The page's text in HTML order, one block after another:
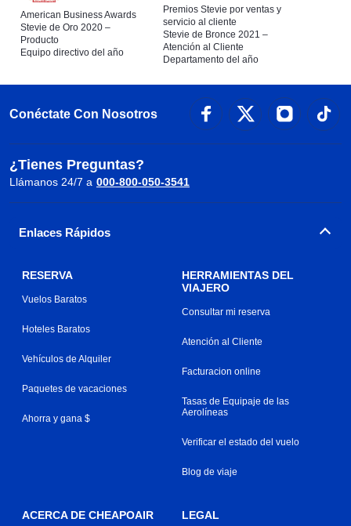
American Business Awards
Stevie de Oro 2020 –
Producto
Equipo directivo del año
Premios Stevie por ventas y
servicio al cliente
Stevie de Bronce 2021 –
Atención al Cliente
Departamento del año
Conéctate Con Nosotros
¿Tienes Preguntas?
Llámanos 24/7 a 000-800-050-3541
Enlaces Rápidos
RESERVA
Vuelos Baratos
Hoteles Baratos
Vehículos de Alquiler
Paquetes de vacaciones
Ahorra y gana $
HERRAMIENTAS DEL
VIAJERO
Consultar mi reserva
Atención al Cliente
Facturacion online
Tasas de Equipaje de las
Aerolíneas
Verificar el estado del vuelo
Blog de viaje
ACERCA DE CHEAPOAIR LEGAL